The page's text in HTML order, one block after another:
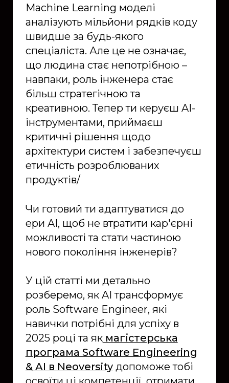
Machine Learning моделі
аналізують мільйони рядків коду
швидше за будь-якого
спеціаліста. Але це не означає,
що людина стає непотрібною –
навпаки, роль інженера стає
більш стратегічною та
креативною. Тепер ти керуєш AI-
інструментами, приймаєш
критичні рішення щодо
архітектури систем і забезпечуєш
етичність розроблюваних
продуктів/
Чи готовий ти адаптуватися до
ери AI, щоб не втратити кар'єрні
можливості та стати частиною
нового покоління інженерів?
У цій статті ми детально
розберемо, як AI трансформує
роль Software Engineer, які
навички потрібні для успіху в
2025 році та якмагістерська
програма Software Engineering
& AI в Neoversityдопоможе тобі